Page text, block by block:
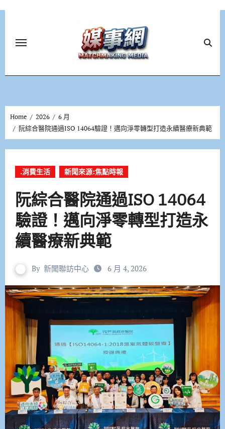
Home 2026
6 月
阮綜合醫院通過ISO 14064驗證！邁向淨零轉型打造永續醫療新典範
.消費生活 新聞來源:焦點時報
阮綜合醫院通過ISO 14064
驗證！邁向淨零轉型打造永
續醫療新典範
By 新聞聯訪中心 6 月 4, 2026